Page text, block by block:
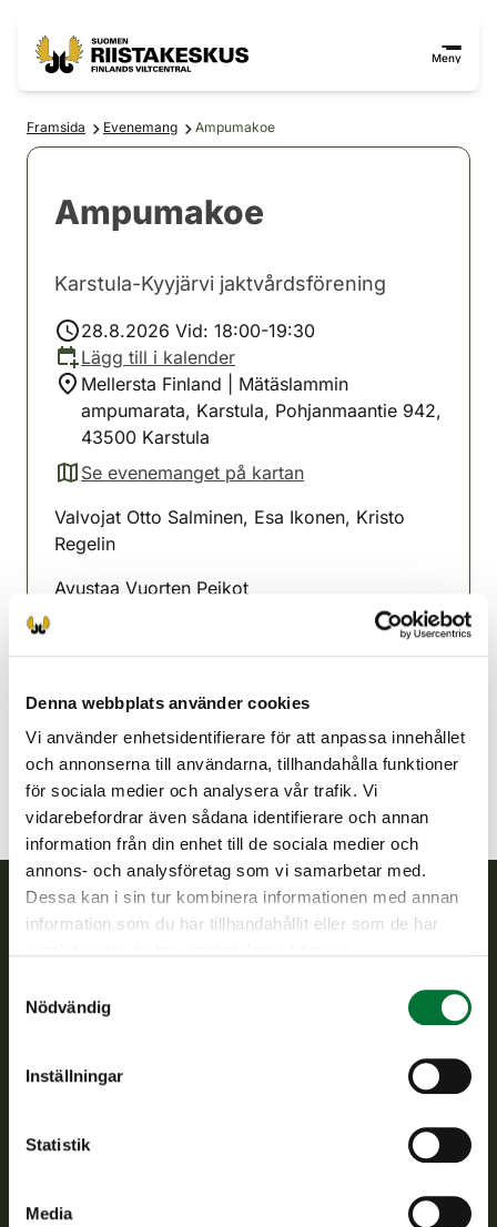
Denna webbplats använder cookies
Vi använder enhetsidentifierare för att anpassa innehållet
och annonserna till användarna, tillhandahålla funktioner
för sociala medier och analysera vår trafik. Vi
vidarebefordrar även sådana identifierare och annan
information från din enhet till de sociala medier och
annons- och analysföretag som vi samarbetar med.
Dessa kan i sin tur kombinera informationen med annan
information som du har tillhandahållit eller som de har
Nödvändig
Inställningar
Statistik
Media
Meny
Framsida Evenemang Ampumakoe
Ampumakoe
Karstula-Kyyjärvi jaktvårdsförening
28.8.2026 Vid: 18:00-19:30
Lägg till i kalender
Mellersta Finland | Mätäslammin
ampumarata, Karstula, Pohjanmaantie 942,
43500 Karstula
Se evenemanget på kartan
(avautuu uuteen välilehteen)
Valvojat Otto Salminen, Esa Ikonen, Kristo
Regelin
Avustaa Vuorten Peikot
Karstula-Kyyjärvi jaktvårdsförening
040 7048780
Finlands viltcentral
Finlands viltcentral främjar en hållbar vilthushållning, stöder
jaktvårdsföreningarnas verksamhet, ser till att viltpolitiken